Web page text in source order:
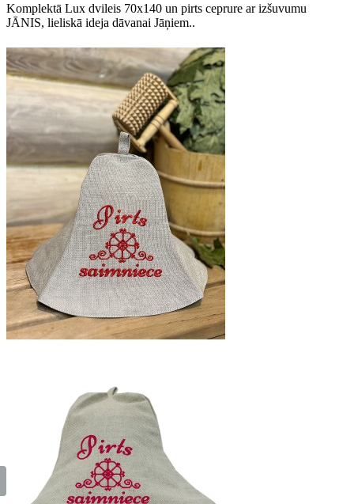
Komplektā Lux dvileis 70x140 un pirts ceprure ar izšuvumu
JĀNIS, lieliskā ideja dāvanai Jāņiem..